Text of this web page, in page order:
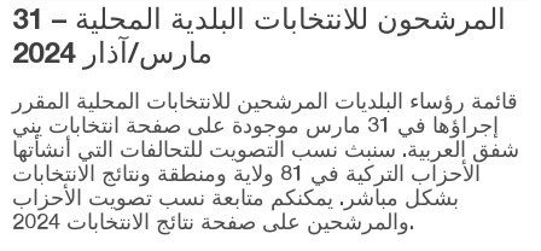
إيقريندي
كاراإيسي
كيبسوت
مانياس
مرمرة
المرشحون للانتخابات البلدية المحلية – 31
مارس/آذار 2024
قائمة رؤساء البلديات المرشحين للانتخابات المحلية المقرر
إجراؤها في 31 مارس موجودة على صفحة انتخابات يني
شفق العربية. سنبث نسب التصويت للتحالفات التي أنشأتها
الأحزاب التركية في 81 ولاية ومنطقة ونتائج الانتخابات
بشكل مباشر. يمكنكم متابعة نسب تصويت الأحزاب
والمرشحين على صفحة نتائج الانتخابات 2024.